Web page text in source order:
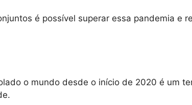
é possível superar essa pandemia e
o mundo desde o início de 2020 é um